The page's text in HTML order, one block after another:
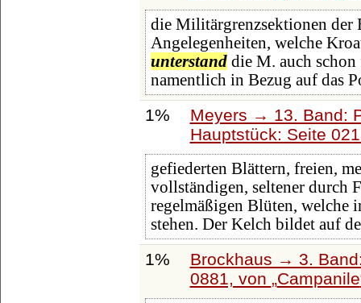
die Militärgrenzsektionen der
Angelegenheiten, welche
unterstanddie M. auch schon
namentlich in Bezug auf das
1%
Meyers → 13. Band:
Hauptstück: Seite
gefiederten Blättern, freien,
vollständigen, seltener durch
regelmäßigen Blüten, welche
stehen. Der Kelch bildet auf
1%
Brockhaus → 3.
0881, von Campanile